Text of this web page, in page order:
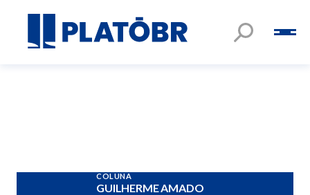
COLUNA
GUILHERME AMADO